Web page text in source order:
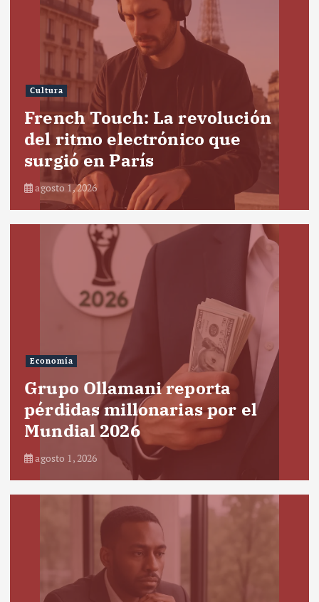
Cultura
French Touch: La revolución
del ritmo electrónico que
surgió en París
agosto 1, 2026
Economía
Grupo Ollamani reporta
pérdidas millonarias por el
Mundial 2026
agosto 1, 2026